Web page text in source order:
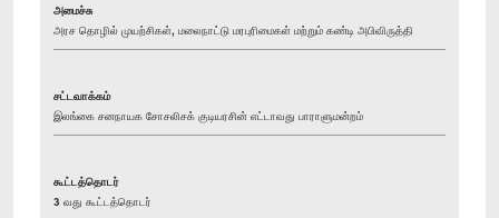
அமைச்சு
அரச தொழில் முயற்சிகள், மலைநாட்டு மரபுரிமைகள் மற்றும் கண்டி அபிவிருத்தி
சட்டவாக்கம்
இலங்கை சனநாயக சோசலிசக் குடியரசின் எட்டாவது பாராளுமன்றம்
கூட்டத்தொடர்
3 வது கூட்டத்தொடர்